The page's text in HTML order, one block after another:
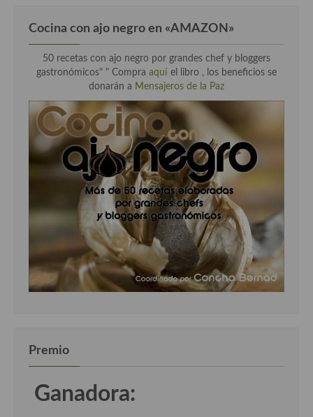
Cocina con ajo negro en «AMAZON»
50 recetas con ajo negro por grandes chef y bloggers
gastronómicos" " Compra aquí el libro , los beneficios se
donarán a Mensajeros de la Paz
Premio
Ganadora: